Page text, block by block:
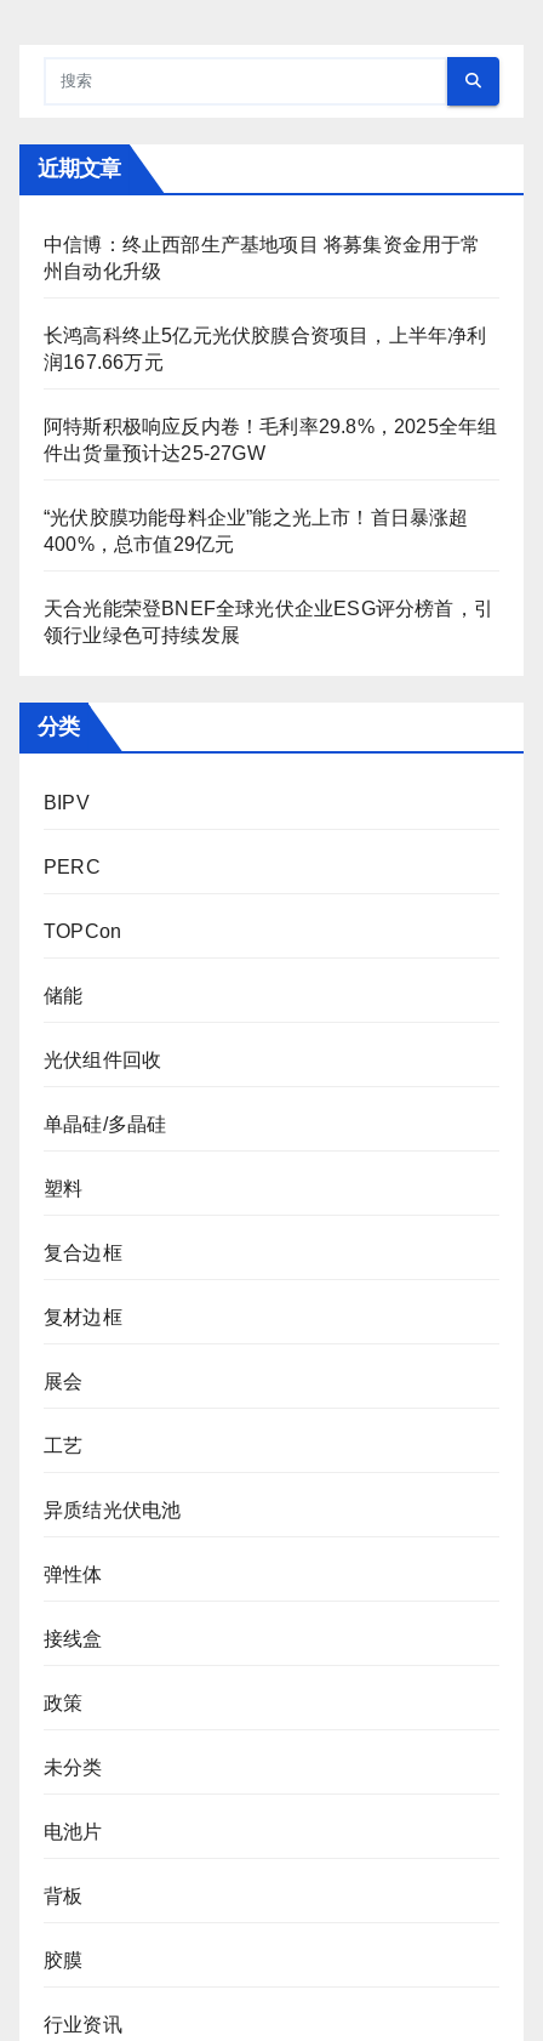
近期文章
中信博：终止西部生产基地项目 将募集资金用于常
州自动化升级
长鸿高科终止5亿元光伏胶膜合资项目，上半年净利
润167.66万元
阿特斯积极响应反内卷！毛利率29.8%，2025全年组
件出货量预计达25-27GW
“光伏胶膜功能母料企业”能之光上市！首日暴涨超
400%，总市值29亿元
天合光能荣登BNEF全球光伏企业ESG评分榜首，引
领行业绿色可持续发展
分类
BIPV
PERC
TOPCon
储能
光伏组件回收
单晶硅/多晶硅
塑料
复合边框
复材边框
展会
工艺
异质结光伏电池
弹性体
接线盒
政策
未分类
电池片
背板
胶膜
行业资讯